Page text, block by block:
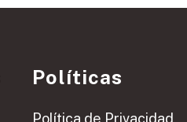
Políticas
Política de Privacidad